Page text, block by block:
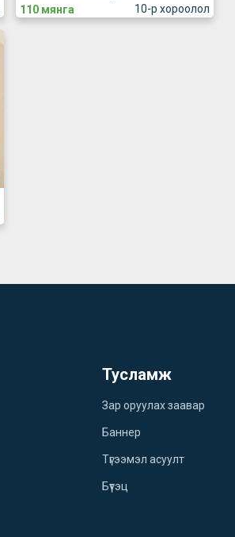
10-р хороолол
110 мянга
Тусламж
Зар оруулах заавар
Баннер
Түгээмэл асуулт
Бүтэц